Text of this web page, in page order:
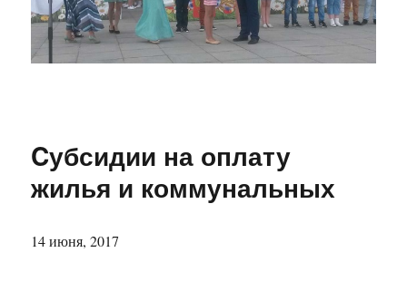
Cубсидии на оплату
жилья и коммунальных
14 июня, 2017